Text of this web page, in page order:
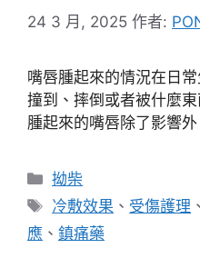
24 3 月, 2025 作者:
嘴唇腫起來的情況在日
撞到、摔倒或者被什麼
腫起來的嘴唇除了影響
分
類
拗柴
標
籤
冷敷效果 、 受傷護理 、
應 、 鎮痛藥